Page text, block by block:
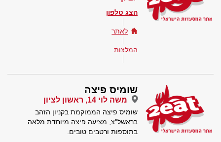
הצג טלפון
לאתר
המלצות
שומיס פיצה
משה לוי 14, ראשון לציון
שומיס פיצה הממוקמת בקניון הזהב
בראשל"צ, מציעה פיצה מיוחדת מלאה
בתוספות ורטבים טובים.